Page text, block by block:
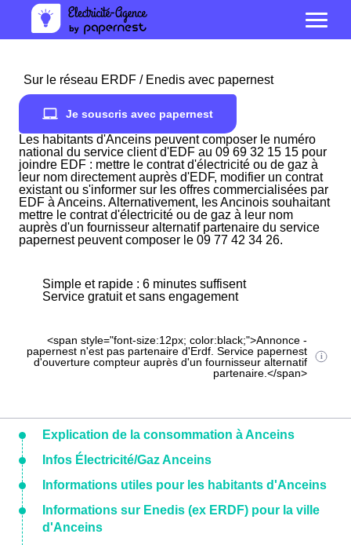
Sur le réseau ERDF / Enedis avec papernest
Je souscris avec papernest
Les habitants d'Anceins peuvent composer le numéro
national du service client d'EDF au 09 69 32 15 15 pour
joindre EDF : mettre le contrat d'électricité ou de gaz à
leur nom directement auprès d'EDF, modifier un contrat
existant ou s'informer sur les offres commercialisées par
EDF à Anceins. Alternativement, les Ancinois souhaitant
mettre le contrat d'électricité ou de gaz à leur nom
auprès d'un fournisseur alternatif partenaire du service
papernest peuvent composer le 09 77 42 34 26.
Simple et rapide : 6 minutes suffisent
Service gratuit et sans engagement
<span style="font-size:12px; color:black;">Annonce -
papernest n'est pas partenaire d'Erdf. Service papernest
d'ouverture compteur auprès d'un fournisseur alternatif
partenaire.</span>
Explication de la consommation à Anceins
Infos Électricité/Gaz Anceins
Informations utiles pour les habitants d'Anceins
Informations sur Enedis (ex ERDF) pour la ville
d'Anceins